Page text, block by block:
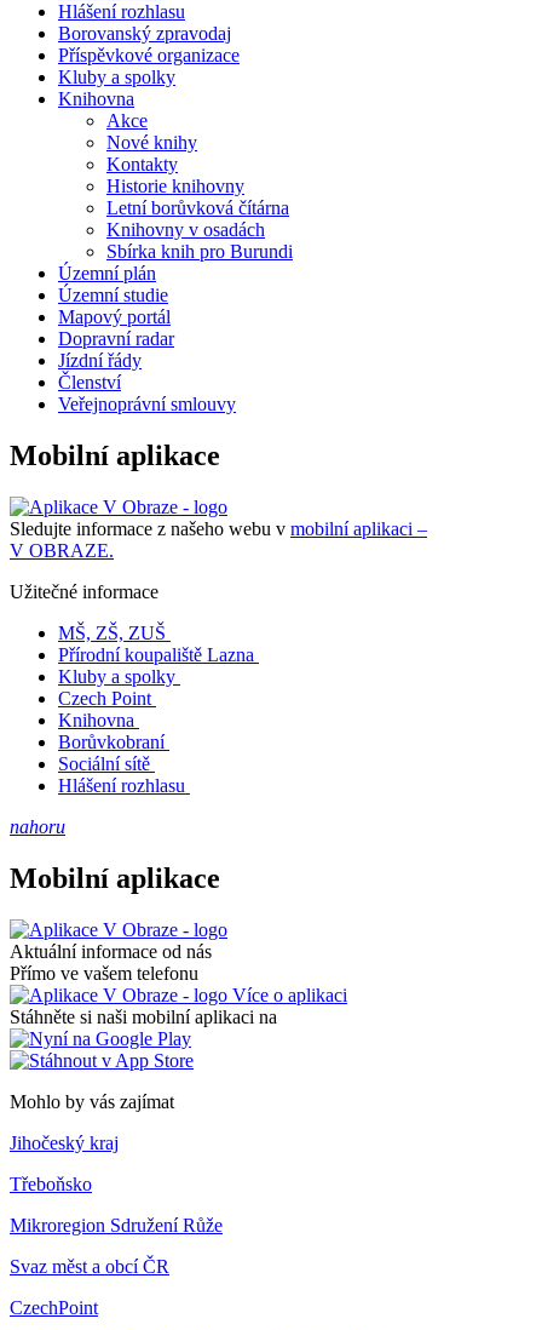
Hlášení rozhlasu
Borovanský zpravodaj
Příspěvkové organizace
Kluby a spolky
Knihovna
Akce
Nové knihy
Kontakty
Historie knihovny
Letní borůvková čítárna
Knihovny v osadách
Sbírka knih pro Burundi
Územní plán
Územní studie
Mapový portál
Dopravní radar
Jízdní řády
Členství
Veřejnoprávní smlouvy
Mobilní aplikace
Sledujte informace z našeho webu v mobilní aplikaci –
V OBRAZE.
Užitečné informace
MŠ, ZŠ, ZUŠ
Přírodní koupaliště Lazna
Kluby a spolky
Czech Point
Knihovna
Borůvkobraní
Sociální sítě
Hlášení rozhlasu
nahoru
Mobilní aplikace
Aktuální informace od nás
Přímo ve vašem telefonu
Více o aplikaci
Stáhněte si naši mobilní aplikaci na
Mohlo by vás zajímat
Jihočeský kraj
Třeboňsko
Mikroregion Sdružení Růže
Svaz měst a obcí ČR
CzechPoint